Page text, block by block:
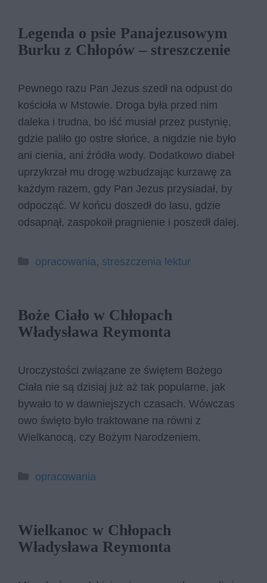
Legenda o psie Panajezusowym
Burku z Chłopów – streszczenie
Pewnego razu Pan Jezus szedł na odpust do
kościoła w Mstowie. Droga była przed nim
daleka i trudna, bo iść musiał przez pustynię,
gdzie paliło go ostre słońce, a nigdzie nie było
ani cienia, ani źródła wody. Dodatkowo diabeł
uprzykrzał mu drogę wzbudzając kurzawę za
każdym razem, gdy Pan Jezus przysiadał, by
odpocząć. W końcu doszedł do lasu, gdzie
odsapnął, zaspokoił pragnienie i poszedł dalej.
Kategorie
opracowania, streszczenia lektur
Boże Ciało w Chłopach
Władysława Reymonta
Uroczystości związane ze świętem Bożego
Ciała nie są dzisiaj już aż tak popularne, jak
bywało to w dawniejszych czasach. Wówczas
owo święto było traktowane na równi z
Wielkanocą, czy Bożym Narodzeniem.
Kategorie
opracowania
Wielkanoc w Chłopach
Władysława Reymonta